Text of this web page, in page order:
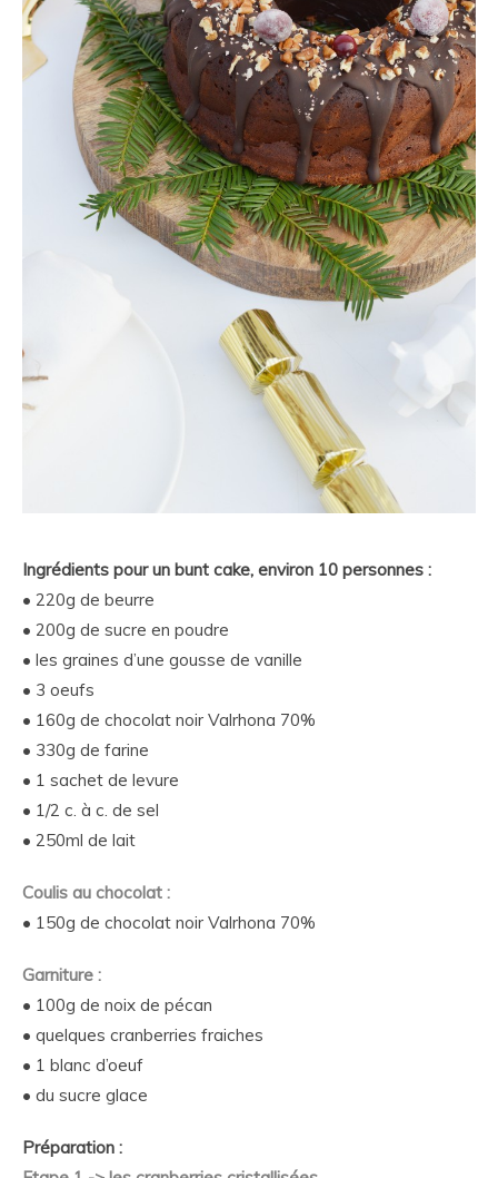
Ingrédients pour un bunt cake, environ 10 personnes :
• 220g de beurre
• 200g de sucre en poudre
• les graines d’une gousse de vanille
• 3 oeufs
• 160g de chocolat noir Valrhona 70%
• 330g de farine
• 1 sachet de levure
• 1/2 c. à c. de sel
• 250ml de lait
Coulis au chocolat :
• 150g de chocolat noir Valrhona 70%
Garniture :
• 100g de noix de pécan
• quelques cranberries fraiches
• 1 blanc d’oeuf
• du sucre glace
Préparation :